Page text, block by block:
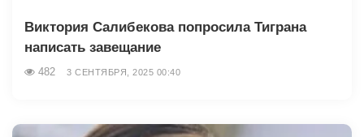
Виктория Салибекова попросила Тиграна
написать завещание
482 3 СЕНТЯБРЯ, 2025 00:40